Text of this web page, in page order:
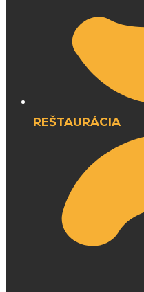
REŠTAURÁCIA